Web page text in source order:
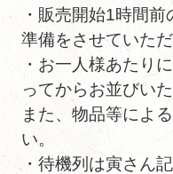
・販売開始1時間
準備をさせていただ
・お一人様あたり
ってからお並びい
また、物品等によ
い。
・待機列は寅さん